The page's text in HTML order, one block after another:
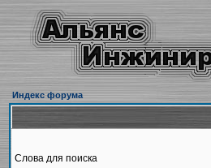
Индекс форума
Слова для поиска